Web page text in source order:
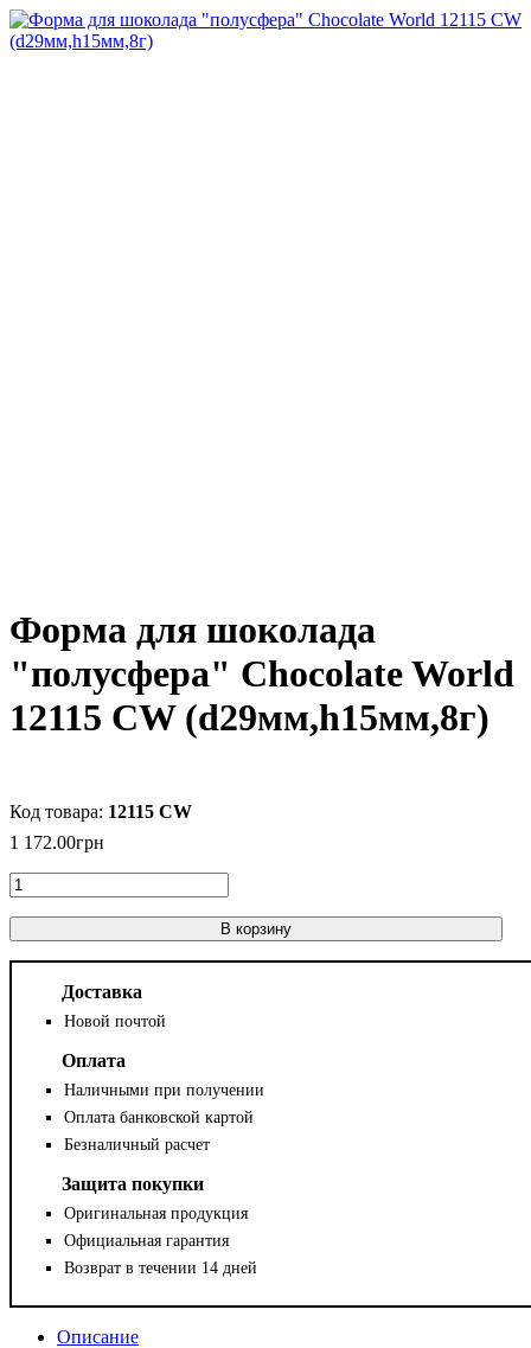
Форма для шоколада
"полусфера" Chocolate World
12115 CW (d29мм,h15мм,8г)
12115 CW
1 172.00грн
В корзину
Доставка
Новой почтой
Оплата
Наличными при получении
Оплата банковской картой
Безналичный расчет
Защита покупки
Оригинальная продукция
Официальная гарантия
Возврат в течении 14 дней
Описание